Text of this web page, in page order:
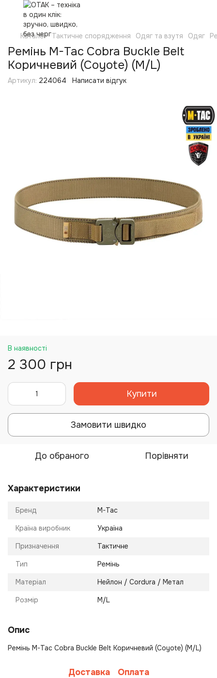
Каталог Тактичне спорядження Одяг та взутя Одяг
Ремінь M-Tac Cobra Buckle Belt
Коричневий (Coyote) (M/L)
Артикул: 224064 Написати відгук
В наявності
2 300 грн
Купити
Замовити швидко
До обраного Порівняти
Характеристики
Бренд M-Tac
Країна виробник Україна
Призначення Тактичне
Тип Ремінь
Матеріал Нейлон / Cordura / Метал
Розмір M/L
Опис
Ремінь M-Tac Cobra Buckle Belt Коричневий (Coyote) (M/L)
Доставка Оплата